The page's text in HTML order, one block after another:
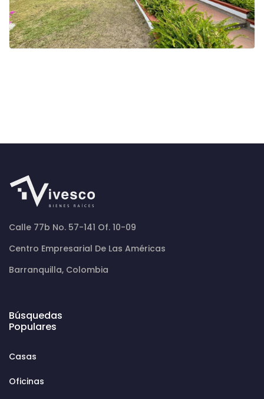
Calle 77b No. 57-141 Of. 10-09
Centro Empresarial De Las Américas
Barranquilla, Colombia
Búsquedas
Populares
Casas
Oficinas